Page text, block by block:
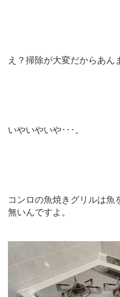
え？掃除が大変だからあん
いやいやいや･･･。
コンロの魚焼きグリルは魚
無いんですよ。